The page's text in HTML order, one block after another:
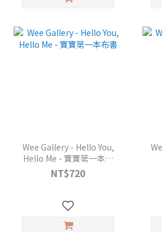
Wee Gallery - Hello You,
Hello Me - 寶寶第一本布
書
NT$720